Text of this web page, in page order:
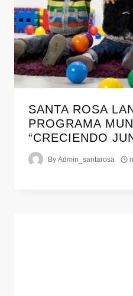
SANTA ROSA
PROGRAMA
“CRECIENDO
By Admin_santarosa